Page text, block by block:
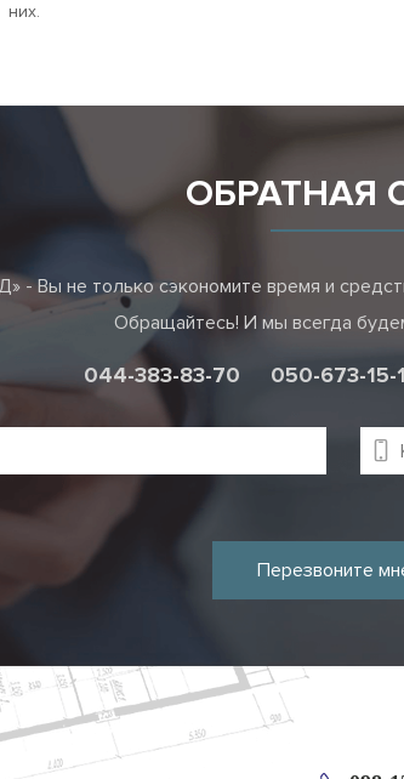
них.
ОБРАТНАЯ
- Вы не только сэкономите время и
Обращайтесь! И мы всегда
044-383-83-70 050-673-15-
Перезвоните